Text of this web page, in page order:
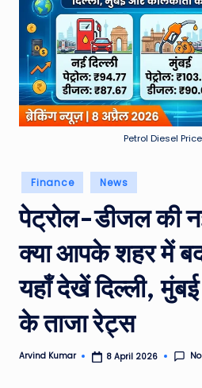
a
t
h
er
T
e
c
h
M
o
vi
Petrol Diesel
Posted
in
Finance News
पेट्रोल-डीजल की
क्या आपके शहर में
यहाँ देखें दिल्ली,
के ताजा रेट्स
Posted
Arvind Kumar 8 April 2026